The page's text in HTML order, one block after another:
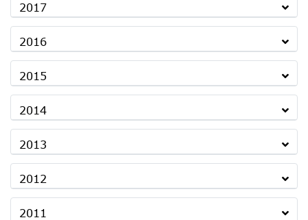
2017
2016
2015
2014
2013
2012
2011